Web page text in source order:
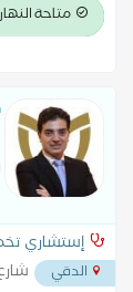
متاحة النهاردة
إستشاري
الدقي